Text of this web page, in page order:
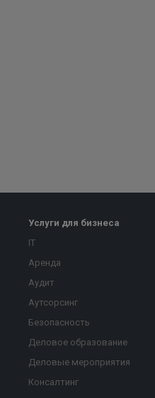
Услуги для бизнеса
IT
Аренда
Аудит
Аутсорсинг
Безопасность
Деловое образование
Деловые мероприятия
Консалтинг